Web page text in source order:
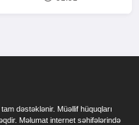
dəstəklənir. Müəllif hüquqları
Məlumat internet səhifələrində